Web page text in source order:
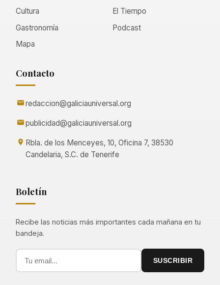
Cultura
El Tiempo
Gastronomía
Podcast
Mapa
Contacto
redaccion@galiciauniversal.org
publicidad@galiciauniversal.org
Rbla. de los Menceyes, 10, Oficina 7, 38530
Candelaria, S.C. de Tenerife
Boletín
Recibe las noticias más importantes cada mañana en tu
bandeja.
SUSCRIBIR